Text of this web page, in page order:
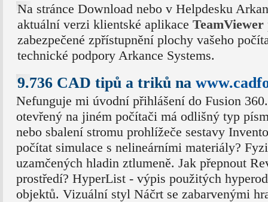
Na stránce Download nebo v Helpdesku
aktuální verzi klientské aplikace TeamViewer
zabezpečené zpřístupnění plochy vašeho
technické podpory Arkance Systems.
9.736 CAD tipů a triků na
Nefunguje mi úvodní přihlášení do Fusion
otevřený na jiném počítači má odlišný typ
nebo sbalení stromu prohlížeče sestavy
počítat simulace s nelineárními materiály?
uzamčených hladin ztlumeně. Jak přepnout
prostředí? HyperList - výpis použitých
objektů. Vizuální styl Náčrt se zabarvenými